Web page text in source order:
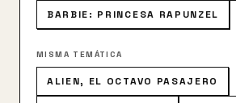
BARBIE: PRINCESA RAPUNZEL
MISMA TEMÁTICA
ALIEN, EL OCTAVO PASAJERO